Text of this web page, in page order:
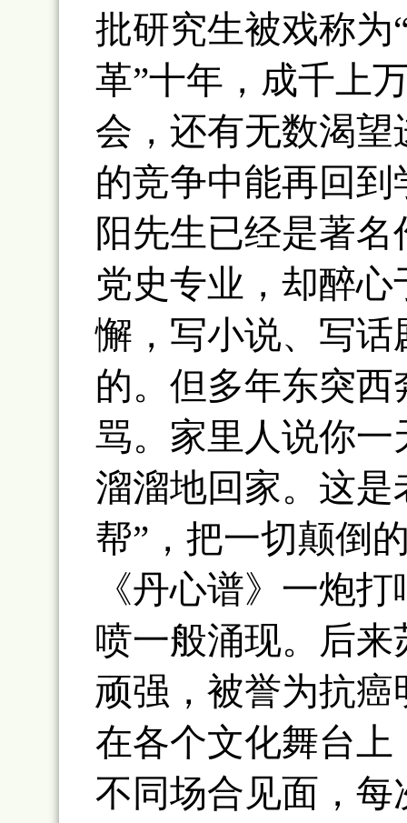
批研究生被戏称为
革”十年，成千上
会，还有无数渴
的竞争中能再回
阳先生已经是著
党史专业，却醉心
懈，写小说、写
的。但多年东突
骂。家里人说你
溜溜地回家。这
帮”，把一切颠倒
《丹心谱》一炮
喷一般涌现。后
顽强，被誉为抗
在各个文化舞台
不同场合见面，